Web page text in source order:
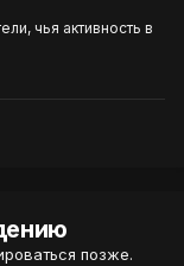
чья активность в
позже.